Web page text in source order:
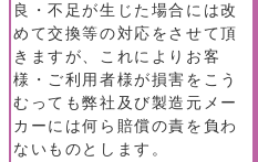
良・不足が生じた場合には改
めて交換等の対応をさせて頂
きますが、これによりお客
様・ご利用者様が損害をこう
むっても弊社及び製造元メー
カーには何ら賠償の責を負わ
ないものとします。